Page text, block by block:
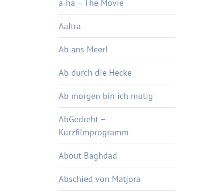
a-ha – The Movie
Aaltra
Ab ans Meer!
Ab durch die Hecke
Ab morgen bin ich mutig
AbGedreht –
Kurzfilmprogramm
About Baghdad
Abschied von Matjora